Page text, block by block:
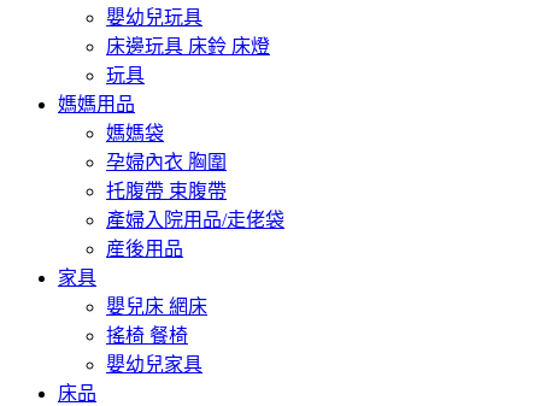
嬰幼兒玩具
床邊玩具 床鈴 床燈
玩具
媽媽用品
媽媽袋
孕婦內衣 胸圍
托腹帶 束腹帶
產婦入院用品/走佬袋
産後用品
家具
嬰兒床 網床
搖椅 餐椅
嬰幼兒家具
床品